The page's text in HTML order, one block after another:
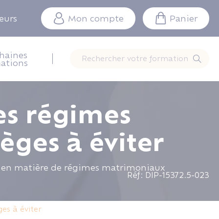
Mon compte Panier
Rechercher votre formation
régimes
à éviter
en matière de régimes matrimoniaux
Réf: DIP-15372.5-023
à éviter